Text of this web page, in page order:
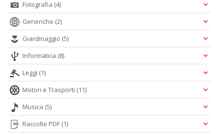
Fotografia (4)
Generiche (2)
Giardinaggio (5)
Informatica (8)
Leggi (1)
Motori e Trasporti (11)
Musica (5)
Raccolte PDF (1)